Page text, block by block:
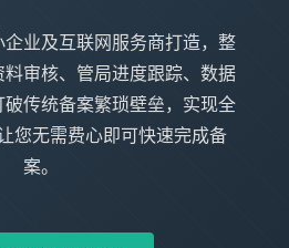
业及互联网服务商打造，整
审核、管局进度跟踪、数据
传统备案繁琐壁垒，实现全
您无需费心即可快速完成备
案。